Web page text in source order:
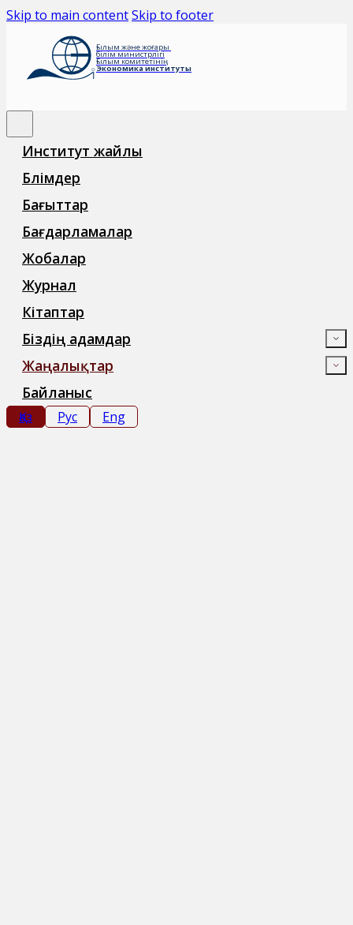
Skip to main contentSkip to footer
Ғылым және жоғары
білім министрлігі
Ғылым комитетінің
Экономика институты
Институт жайлы
Бөлімдер
Бағыттар
Бағдарламалар
Жобалар
Журнал
Кітаптар
Біздің адамдар
Жаңалықтар
Байланыс
Қаз Рус Eng